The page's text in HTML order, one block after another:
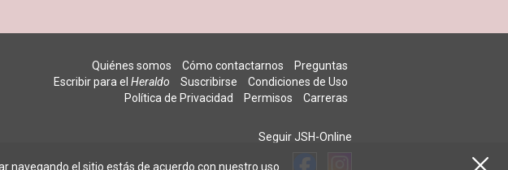
Quiénes somos Cómo contactarnos
Preguntas
Escribir para el Heraldo Suscribirse
Condiciones de Uso
Política de Privacidad
Permisos Carreras
Seguir JSH-Online
navegando el sitio estás de acuerdo con nuestro uso